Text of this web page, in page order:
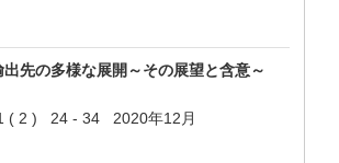
出先の多様な展開～その展望と含意～
( 2 ) 24 - 34 2020年12月